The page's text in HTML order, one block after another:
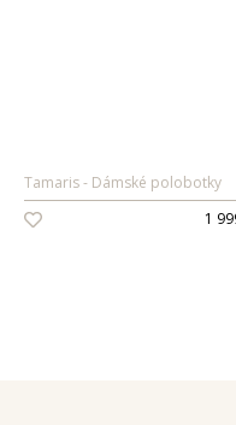
Tamaris
Dámské polobotky
1